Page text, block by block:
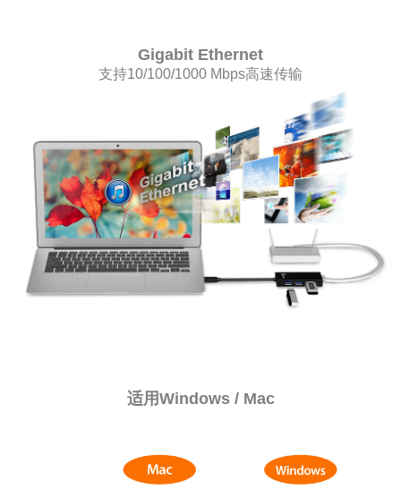
Gigabit Ethernet
支持10/100/1000 Mbps高速传输
适用Windows / Mac